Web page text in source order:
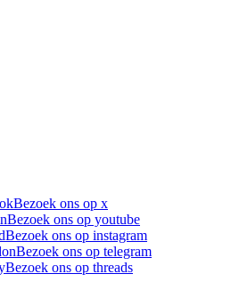
Bezoek ons op x
Bezoek ons op youtube
Bezoek ons op instagram
Bezoek ons op telegram
Bezoek ons op threads